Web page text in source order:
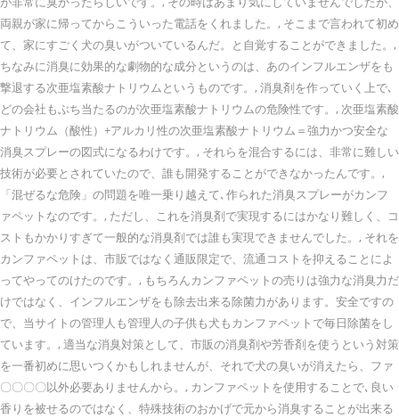
両親が家に帰ってからこういった電話をくれました。, そこまで言われて初め
て、家にすごく犬の臭いがついているんだ。と自覚することができました。,
ちなみに消臭に効果的な劇物的な成分というのは、あのインフルエンザをも
撃退する次亜塩素酸ナトリウムというものです。, 消臭剤を作っていく上で､
どの会社もぶち当たるのが次亜塩素酸ナトリウムの危険性です。, 次亜塩素酸
ナトリウム（酸性）+アルカリ性の次亜塩素酸ナトリウム＝強力かつ安全な
消臭スプレーの図式になるわけです。, それらを混合するには、非常に難しい
技術が必要とされていたので、誰も開発することができなかったんです。,
「混ぜるな危険」の問題を唯一乗り越えて､作られた消臭スプレーがカンフ
ァペットなのです。, ただし、これを消臭剤で実現するにはかなり難しく、コ
ストもかかりすぎて一般的な消臭剤では誰も実現できませんでした。, それを
カンファペットは、市販ではなく通販限定で、流通コストを抑えることによ
ってやってのけたのです。, もちろんカンファペットの売りは強力な消臭力だ
けではなく、インフルエンザをも除去出来る除菌力があります。安全ですの
で、当サイトの管理人も管理人の子供も犬もカンファペットで毎日除菌をし
ています。, 適当な消臭対策として、市販の消臭剤や芳香剤を使うという対策
を一番初めに思いつくかもしれませんが、それで犬の臭いが消えたら、ファ
〇〇〇〇以外必要ありませんから。, カンファペットを使用することで､良い
香りを被せるのではなく、特殊技術のおかげで元から消臭することが出来る